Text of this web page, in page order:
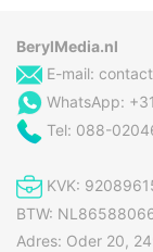
BerylMedia.nl
E-mail:
WhatsApp:
Tel: 088-
KVK:
BTW:
Adres: Oder 20,